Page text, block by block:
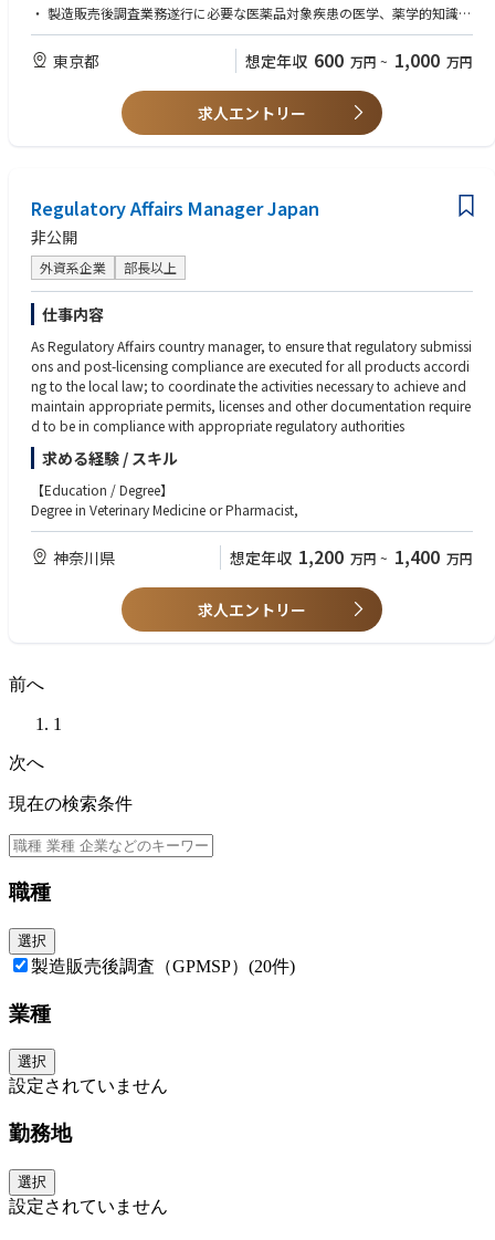
・ 製造販売後調査業務遂行に必要な医薬品対象疾患の医学、薬学的知識
・ 社内外関係者との良好なコミュニケーション能力
・ 基本的なPCスキル（Word、Excel、PPTなど）
・上記調査業務の 調査リーダーあるいはそれに準ずる経験
す。また、調査リーダーとなりえる管理能力を発揮し、医療用医薬品の安
全対策・適正使用に貢献したいという意欲のある方を求めています。
東京都 想定年収 600 万円 ~ 1,000 万円
求人エントリー
Regulatory Affairs Manager Japan
非公開
外資系企業 部長以上
仕事内容
As Regulatory Affairs country manager, to ensure that regulatory submissi
ons and post-licensing compliance are executed for all products accordi
ng to the local law; to coordinate the activities necessary to achieve and
maintain appropriate permits, licenses and other documentation require
d to be in compliance with appropriate regulatory authorities
求める経験 / スキル
【Education / Degree】
Degree in Veterinary Medicine or Pharmacist,
神奈川県 想定年収 1,200 万円 ~ 1,400 万円
求人エントリー
前へ
1
次へ
現在の検索条件
職種
選択
製造販売後調査（GPMSP） (20件)
業種
選択
設定されていません
勤務地
選択
設定されていません